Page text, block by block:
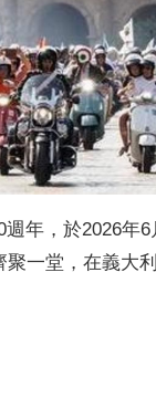
年，於2026年
一堂，在義大